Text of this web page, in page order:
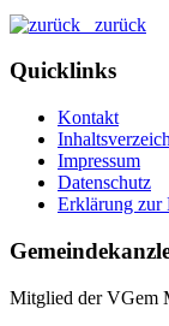
zurück
Quicklinks
Kontakt
Impressum
Datenschutz
Erklärung zur
Mitglied der VGem